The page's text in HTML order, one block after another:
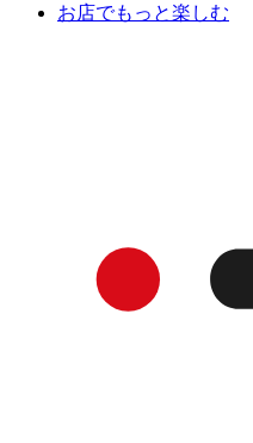
お店でもっと楽しむ